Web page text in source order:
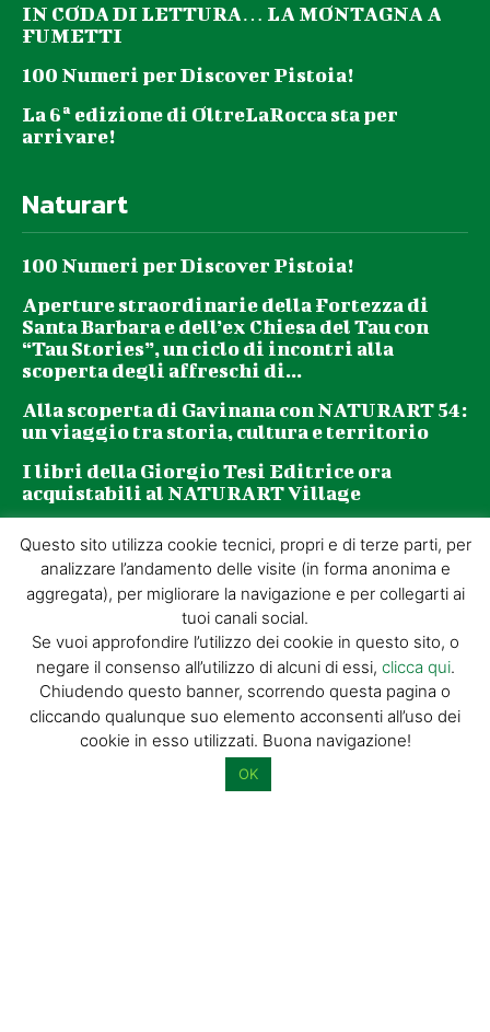
IN CODA DI LETTURA… LA MONTAGNA A
FUMETTI
100 Numeri per Discover Pistoia!
La 6ª edizione di OltreLaRocca sta per
arrivare!
Naturart
100 Numeri per Discover Pistoia!
Aperture straordinarie della Fortezza di
Santa Barbara e dell’ex Chiesa del Tau con
“Tau Stories”, un ciclo di incontri alla
scoperta degli affreschi di...
Alla scoperta di Gavinana con NATURART 54:
un viaggio tra storia, cultura e territorio
I libri della Giorgio Tesi Editrice ora
acquistabili al NATURART Village
Newsletter
La tua email (richiesto)
Acconsento al trattamento dei miei dati personali per l’invio di
materiale informativo e promozionale tramite il servizio di
newsletter
Dimostra di essere umano selezionando
Questo sito utilizza cookie tecnici, propri e di terze parti, per
analizzare l’andamento delle visite (in forma anonima e
aggregata), per migliorare la navigazione e per collegarti ai
tuoi canali social.
Se vuoi approfondire l’utilizzo dei cookie in questo sito, o
negare il consenso all’utilizzo di alcuni di essi, clicca qui.
Chiudendo questo banner, scorrendo questa pagina o
cliccando qualunque suo elemento acconsenti all’uso dei
cookie in esso utilizzati. Buona navigazione!
OK